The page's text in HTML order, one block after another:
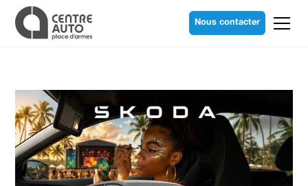
Nous contacter